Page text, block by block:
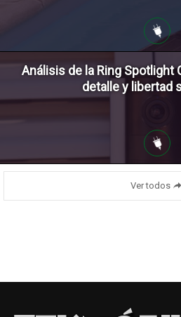
Análisis de la Ring Spotlight
detalle y libertad
Ver todos